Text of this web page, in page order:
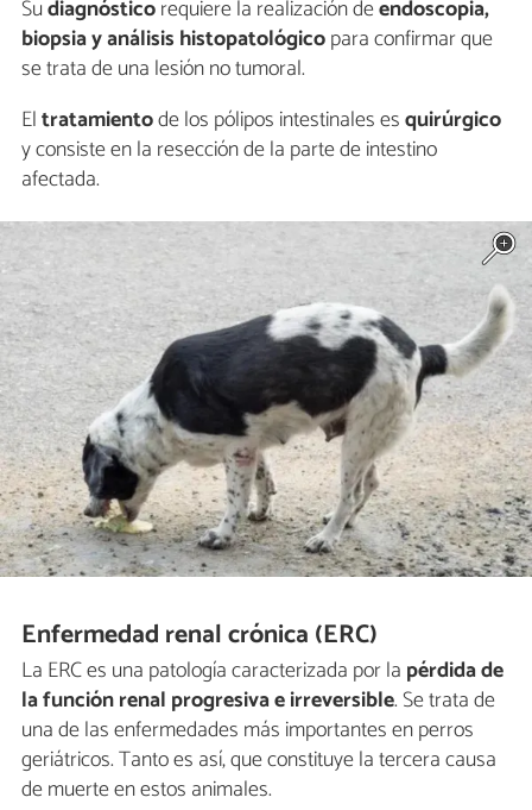
Sudiagnósticorequiere la realización deendoscopia,
biopsia y análisis histopatológicopara confirmar que
se trata de una lesión no tumoral.
Eltratamientode los pólipos intestinales esquirúrgico
y consiste en la resección de la parte de intestino
afectada.
Enfermedad renal crónica (ERC)
La ERC es una patología caracterizada por la pérdida de
la función renal progresiva e irreversible. Se trata de
una de las enfermedades más importantes en perros
geriátricos. Tanto es así, que constituye la tercera causa
de muerte en estos animales.